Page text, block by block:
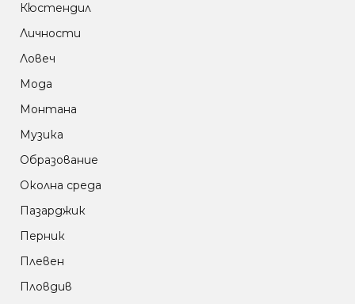
Кюстендил
Личности
Ловеч
Мода
Монтана
Музика
Образование
Околна среда
Пазарджик
Перник
Плевен
Пловдив